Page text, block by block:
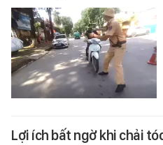
Lợi ích bất ngờ khi chải